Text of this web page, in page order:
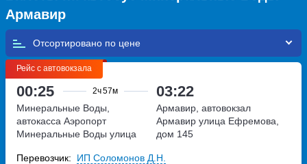
Армавир
Отсортировано по
Рейс с автовокзала
00:25 2ч57м 03:22
Минеральные Воды,
автокасса Аэропорт
Минеральные Воды улица
Армавир, автовокзал
Армавир улица Ефремова,
дом 145
Перевозчик: ИП Соломонов Д.Н.